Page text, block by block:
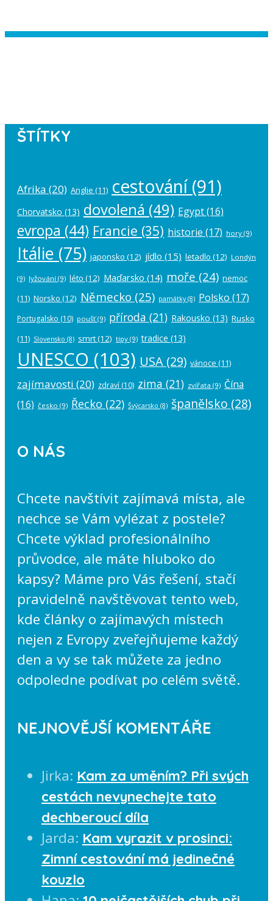
ŠTÍTKY
Afrika (20) Anglie (11) cestování(91)
Chorvatsko (13) dovolená (49) Egypt(16)
evropa (44) Francie (35) historie (17) hory (9)
Itálie (75) japonsko (12) jídlo (15) letadlo (12) Londýn
(9) lyžování (9) léto (12) Maďarsko (14) moře (24) nemoc
(11) Norsko (12) Německo (25) památky(8) Polsko (17)
Portugalsko (10) poušť(9) příroda (21) Rakousko (13) Rusko
(11) Slovensko (8) smrt(12) tipy (9) tradice (13)
UNESCO (103) USA (29) vánoce (11)
zajímavosti (20) zdraví (10) zima (21) zvířata (9) Čína
(16) česko (9) Řecko (22) Švýcarsko (8) španělsko (28)
O NÁS
Chcete navštívit zajímavá místa, ale
nechce se Vám vylézat z postele?
Chcete výklad profesionálního
průvodce, ale máte hluboko do
kapsy? Máme pro Vás řešení, stačí
pravidelně navštěvovat tento web,
kde články o zajímavých místech
nejen z Evropy zveřejňujeme každý
den a vy se tak můžete za jedno
odpoledne podívat po celém světě.
NEJNOVĚJŠÍ KOMENTÁŘE
Jirka: Kam za uměním? Při svých
cestách nevynechejte tato
dechberoucí díla
Jarda: Kam vyrazit v prosinci:
Zimní cestování má jedinečné
kouzlo